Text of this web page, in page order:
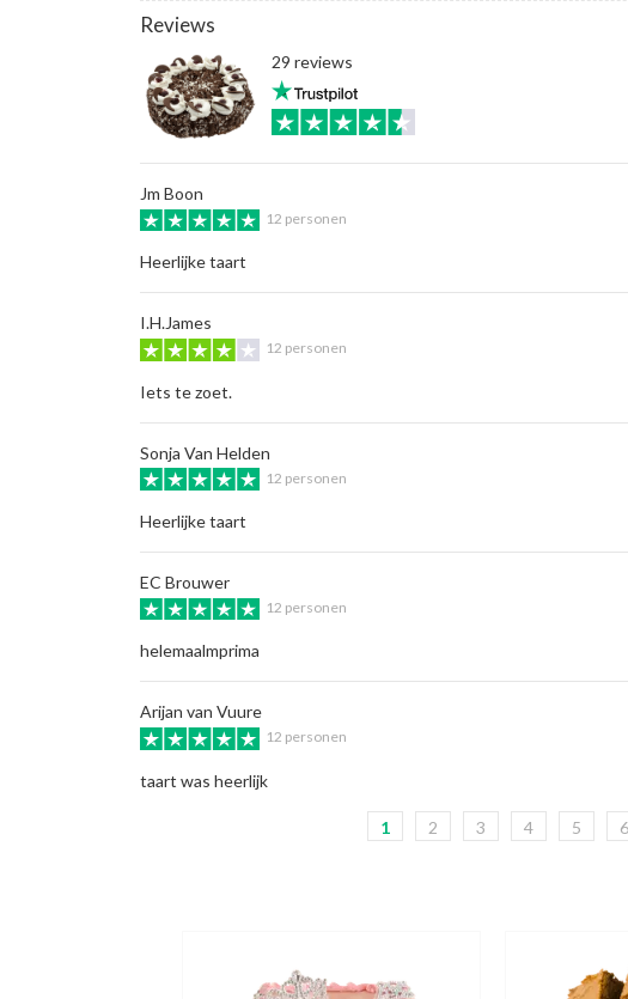
Reviews
29 reviews
Jm Boon
12 personen
Heerlijke taart
I.H.James
12 personen
Iets te zoet.
Sonja Van Helden
12 personen
Heerlijke taart
EC Brouwer
12 personen
helemaalmprima
Arijan van Vuure
12 personen
taart was heerlijk
1 2 3 4 5 6